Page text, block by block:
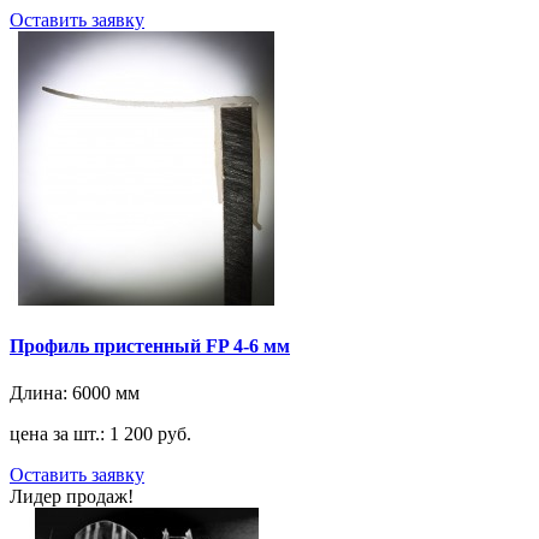
Оставить заявку
Профиль пристенный FP 4-6 мм
Длина: 6000 мм
цена за шт.: 1 200 руб.
Оставить заявку
Лидер продаж!